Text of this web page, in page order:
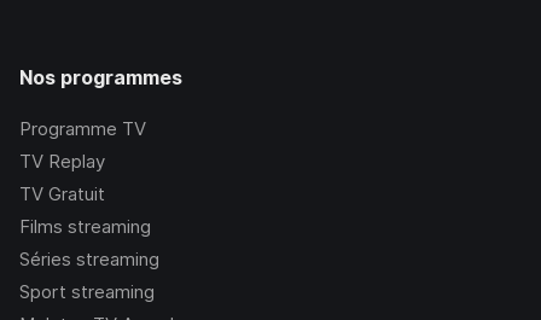
Nos programmes
Programme TV
TV Replay
TV Gratuit
Films streaming
Séries streaming
Sport streaming